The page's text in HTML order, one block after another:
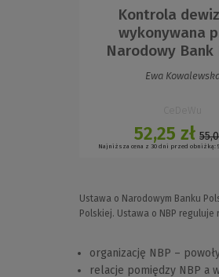
Kontrola
wykonywana
Narodowy Bank
Ewa
52,25 zł
Najniższa cena z 30 dni przed obniżką:
Ustawa o Narodowym Banku
Polskiej. Ustawa o NBP reguluje
organizację NBP –
relacje pomiędzy NBP a